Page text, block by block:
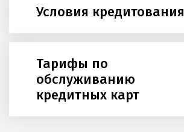
Условия кредитования
Тарифы по
обслуживанию
кредитных карт